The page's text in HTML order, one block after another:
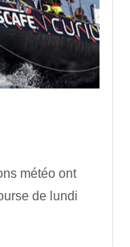
météo ont
de lundi